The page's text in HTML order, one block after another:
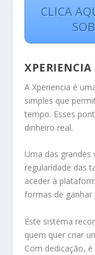
CLICA
XPERIENCIA
A Xperiencia é
simples que
tempo. Esses
dinheiro real.
Uma das grandes
regularidade das
aceder à
formas de ganhar
Este sistema
quem quer criar
Com dedicação,